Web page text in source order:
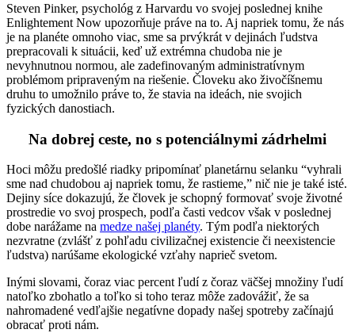
Steven Pinker, psychológ z Harvardu vo svojej poslednej knihe
Enlightement Now upozorňuje práve na to. Aj napriek tomu, že nás
je na planéte omnoho viac, sme sa prvýkrát v dejinách ľudstva
prepracovali k situácii, keď už extrémna chudoba nie je
nevyhnutnou normou, ale zadefinovaným administratívnym
problémom pripraveným na riešenie. Človeku ako živočíšnemu
druhu to umožnilo práve to, že stavia na ideách, nie svojich
fyzických danostiach.
Na dobrej ceste, no s potenciálnymi zádrhelmi
Hoci môžu predošlé riadky pripomínať planetárnu selanku “vyhrali
sme nad chudobou aj napriek tomu, že rastieme,” nič nie je také isté.
Dejiny síce dokazujú, že človek je schopný formovať svoje životné
prostredie vo svoj prospech, podľa časti vedcov však v poslednej
dobe narážame na medze našej planéty. Tým podľa niektorých
nezvratne (zvlášť z pohľadu civilizačnej existencie či neexistencie
ľudstva) narúšame ekologické vzťahy naprieč svetom.
Inými slovami, čoraz viac percent ľudí z čoraz väčšej množiny ľudí
natoľko zbohatlo a toľko si toho teraz môže zadovážiť, že sa
nahromadené vedľajšie negatívne dopady našej spotreby začínajú
obracať proti nám.